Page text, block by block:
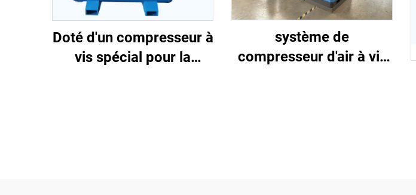
Doté d'un compresseur à
vis spécial pour la
système de
compresseur d'air à vis